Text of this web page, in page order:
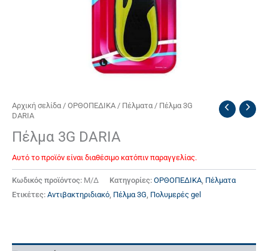
Αρχική σελίδα / ΟΡΘΟΠΕΔΙΚΑ / Πέλματα / Πέλμα 3G
DARIA
Πέλμα 3G DARIA
Αυτό το προϊόν είναι διαθέσιμο κατόπιν παραγγελίας.
Κωδικός προϊόντος: Μ/Δ Κατηγορίες: ΟΡΘΟΠΕΔΙΚΑ, Πέλματα
Ετικέτες: Αντιβακτηριδιακό, Πέλμα 3G, Πολυμερές gel